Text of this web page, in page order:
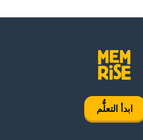
ابدأ التعلُّم